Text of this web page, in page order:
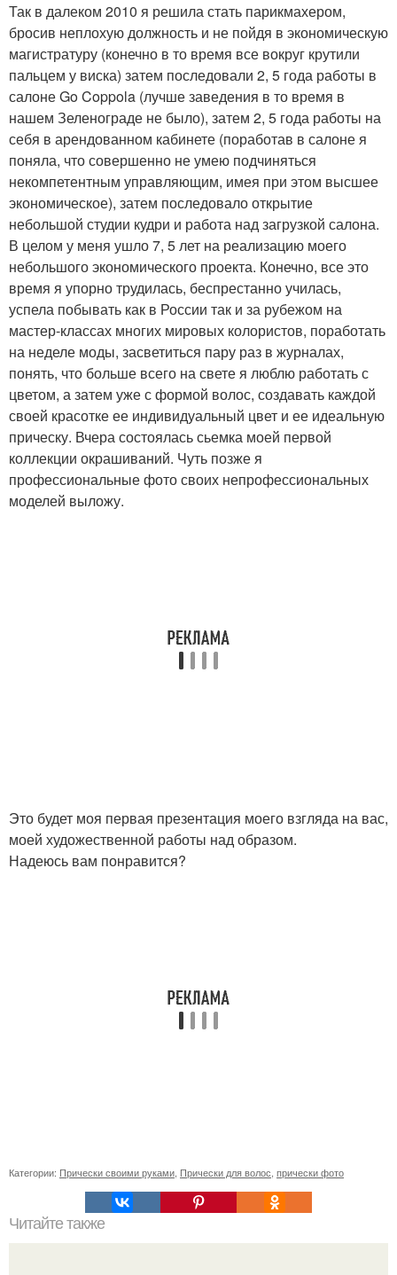
Так в далеком 2010 я решила стать парикмахером,
бросив неплохую должность и не пойдя в экономическую
магистратуру (конечно в то время все вокруг крутили
пальцем у виска) затем последовали 2, 5 года работы в
салоне Go Coppola (лучше заведения в то время в
нашем Зеленограде не было), затем 2, 5 года работы на
себя в арендованном кабинете (поработав в салоне я
поняла, что совершенно не умею подчиняться
некомпетентным управляющим, имея при этом высшее
экономическое), затем последовало открытие
небольшой студии кудри и работа над загрузкой салона.
В целом у меня ушло 7, 5 лет на реализацию моего
небольшого экономического проекта. Конечно, все это
время я упорно трудилась, беспрестанно училась,
успела побывать как в России так и за рубежом на
мастер-классах многих мировых колористов, поработать
на неделе моды, засветиться пару раз в журналах,
понять, что больше всего на свете я люблю работать с
цветом, а затем уже с формой волос, создавать каждой
своей красотке ее индивидуальный цвет и ее идеальную
прическу. Вчера состоялась сьемка моей первой
коллекции окрашиваний. Чуть позже я
профессиональные фото своих непрофессиональных
моделей выложу.
Это будет моя первая презентация моего взгляда на вас,
моей художественной работы над образом.
Надеюсь вам понравится?
Категории: Прически своими руками Прически для волос прически фото
Читайте также